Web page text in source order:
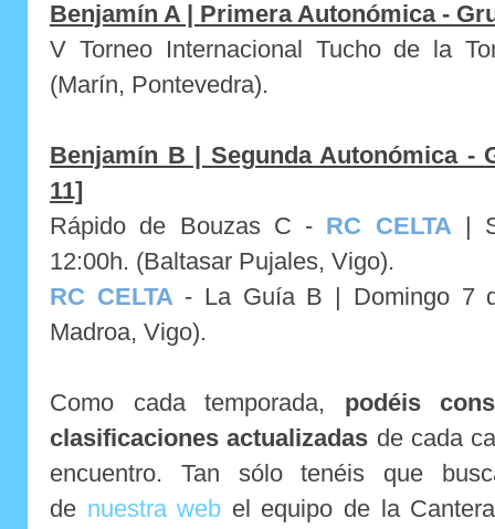
Benjamín A | Primera Autonómica -
V Torneo Internacional Tucho de la
(Marín, Pontevedra).
Benjamín B | Segunda Autonómica -
11]
Rápido de Bouzas C - RC CELTA
12:00h. (Baltasar Pujales, Vigo).
RC CELTA - La Guía B | Domingo 7
Madroa, Vigo).
Como cada temporada, podéis
clasificaciones actualizadas de cada
encuentro. Tan sólo tenéis que
de nuestra web el equipo de la